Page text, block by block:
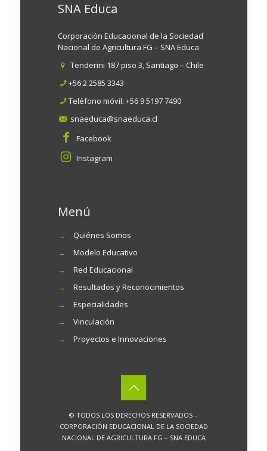
SNA Educa
Corporación Educacional de la Sociedad
Nacional de Agricultura FG – SNA Educa
Tenderini 187 piso 3, Santiago – Chile
+56 2 2585 3343
Teléfono móvil: +56 9 5197 7490
snaeduca@snaeduca.cl
Facebook
Instagram
Menú
→
Quiénes Somos
→
Modelo Educativo
→
Red Educacional
→
Resultados y Reconocimientos
→
Especialidades
→
Vinculación
→
Proyectos e Innovaciones
© TODOS LOS DERECHOS RESERVADOS –
CORPORACIÓN EDUCACIONAL DE LA SOCIEDAD
NACIONAL DE AGRICULTURA FG – SNA EDUCA